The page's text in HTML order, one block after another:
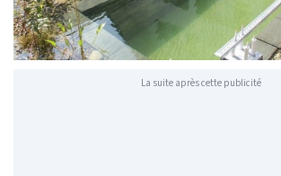
La suite après cette publicité